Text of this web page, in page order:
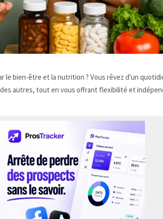
le bien-être et la nutrition ? Vous rêvez d'un
autres, tout en vous offrant flexibilité et